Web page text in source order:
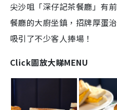
尖沙咀「深仔記茶餐廳」有
餐廳的大廚坐鎮，招牌厚蛋
吸引了不少客人捧場！
Click圖放大睇MENU